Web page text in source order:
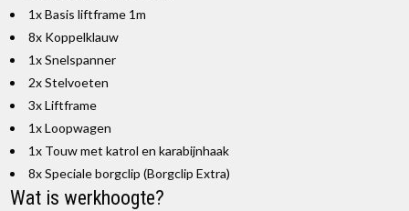
1x Basis liftframe 1m
8x Koppelklauw
1x Snelspanner
2x Stelvoeten
3x Liftframe
1x Loopwagen
1x Touw met katrol en karabijnhaak
8x Speciale borgclip (Borgclip Extra)
Wat is werkhoogte?